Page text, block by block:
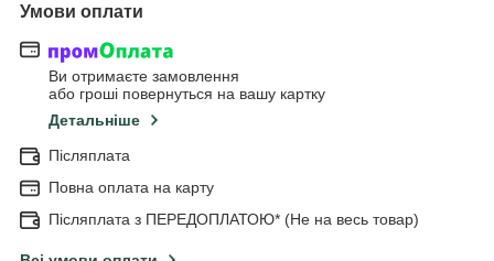
Умови оплати
Ви отримаєте замовлення
або гроші повернуться на вашу картку
Детальніше
Післяплата
Повна оплата на карту
Післяплата з ПЕРЕДОПЛАТОЮ* (Не на весь товар)